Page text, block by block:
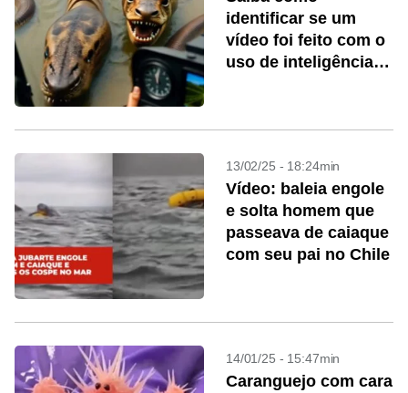
identificar se um
vídeo foi feito com o
uso de inteligência
13/02/25 - 18:24min
Vídeo: baleia engole
e solta homem que
passeava de caiaque
com seu pai no Chile
14/01/25 - 15:47min
Caranguejo com cara